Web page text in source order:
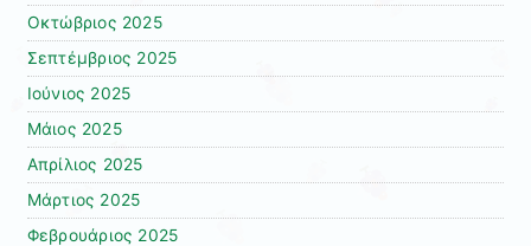
Οκτώβριος 2025
Σεπτέμβριος 2025
Ιούνιος 2025
Μάιος 2025
Απρίλιος 2025
Μάρτιος 2025
Φεβρουάριος 2025